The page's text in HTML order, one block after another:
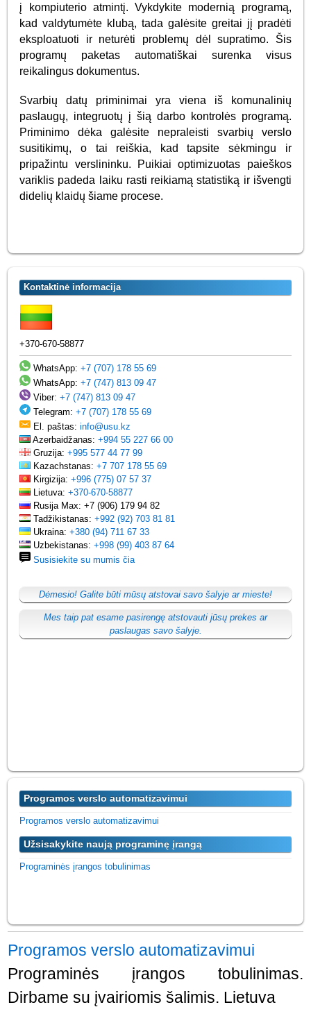
į kompiuterio atmintį. Vykdykite modernią programą,
kad valdytumėte klubą, tada galėsite greitai jį pradėti
eksploatuoti ir neturėti problemų dėl supratimo. Šis
programų paketas automatiškai surenka visus
reikalingus dokumentus.
Svarbių datų priminimai yra viena iš komunalinių
paslaugų, integruotų į šią darbo kontrolės programą.
Priminimo dėka galėsite nepraleisti svarbių verslo
susitikimų, o tai reiškia, kad tapsite sėkmingu ir
pripažintu verslininku. Puikiai optimizuotas paieškos
variklis padeda laiku rasti reikiamą statistiką ir išvengti
didelių klaidų šiame procese.
Kontaktinė informacija
+370-670-58877
WhatsApp:+7 (707) 178 55 69
WhatsApp:+7 (747) 813 09 47
Viber:+7 (747) 813 09 47
Telegram:+7 (707) 178 55 69
El. paštas:info@usu.kz
Azerbaidžanas:+994 55 227 66 00
Gruzija:+995 577 44 77 99
Kazachstanas:+7 707 178 55 69
Kirgizija:+996 (775) 07 57 37
Lietuva:+370-670-58877
Rusija Max: +7 (906) 179 94 82
Tadžikistanas:+992 (92) 703 81 81
Ukraina:+380 (94) 711 67 33
Uzbekistanas:+998 (99) 403 87 64
Susisiekite su mumis čia
Dėmesio! Galite būti mūsų atstovai savo šalyje ar mieste!
Mes taip pat esame pasirengę atstovauti jūsų prekes ar
paslaugas savo šalyje.
Programos verslo automatizavimui
Programos verslo automatizavimui
Užsisakykite naują programinę įrangą
Programinės įrangos tobulinimas
Programos verslo automatizavimui
Programinės įrangos tobulinimas.
Dirbame su įvairiomis šalimis. Lietuva